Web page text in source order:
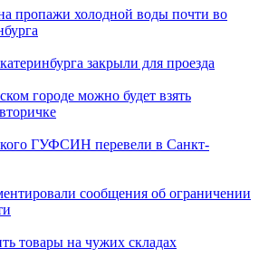
пропажи холодной воды почти во
закрыли для проезда
городе можно будет взять
ГУФСИН перевели в Санкт-
сообщения об ограничении
товары на чужих складах